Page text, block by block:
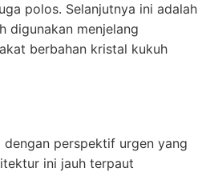
polos. Selanjutnya ini adalah
digunakan menjelang
berbahan kristal kukuh
dengan perspektif urgen yang
ini jauh terpaut